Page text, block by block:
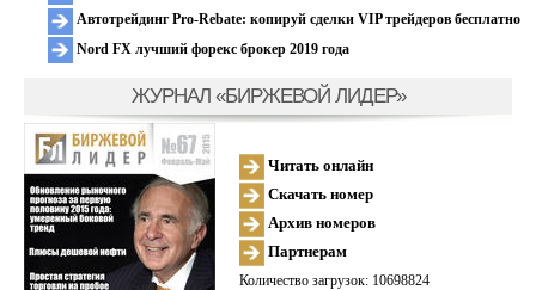
Автотрейдинг Pro-Rebate: копируй сделки VIP трейдеров бесплатно
Nord FX лучший форекс брокер 2019 года
ЖУРНАЛ «БИРЖЕВОЙ ЛИДЕР»
Читать онлайн
Скачать номер
Архив номеров
Партнерам
Количество загрузок: 10698824